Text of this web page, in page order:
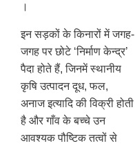
।
इन सड़कों के किनारों में जगह-
जगह पर छोटे ‘निर्माण केन्द्र’
पैदा होते हैं, जिनमें स्थानीय
कृषि उत्पादन दूध, फल,
अनाज इत्यादि की विक्री होती
है और गाँव के बच्चे उन
आवश्यक पौष्टिक तत्वों से